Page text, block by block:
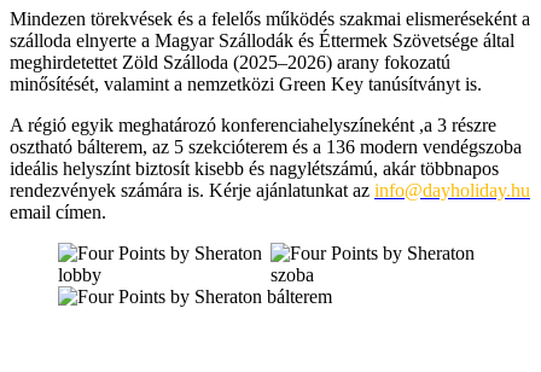
Mindezen törekvések és a felelős működés szakmai elismeréseként a
szálloda elnyerte a Magyar Szállodák és Éttermek Szövetsége által
meghirdetettet Zöld Szálloda (2025–2026) arany fokozatú
minősítését, valamint a nemzetközi Green Key tanúsítványt is.
A régió egyik meghatározó konferenciahelyszíneként ,a 3 részre
osztható bálterem, az 5 szekcióterem és a 136 modern vendégszoba
ideális helyszínt biztosít kisebb és nagylétszámú, akár többnapos
rendezvények számára is. Kérje ajánlatunkat az info@dayholiday.hu
email címen.